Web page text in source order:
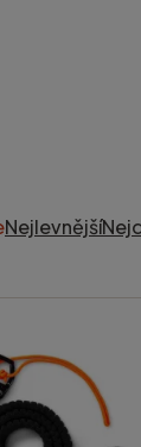
Nejlevnější